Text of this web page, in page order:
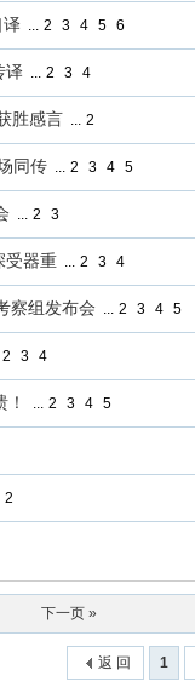
译 ... 2 3 4 5 6
译 ... 2 3 4
胜感言 ... 2
同传 ... 2 3 4 5
... 2 3
受器重 ... 2 3 4
察组发布会 ... 2 3 4 5
2 3 4
... 2 3 4 5
2
下一页 »
1
返 回